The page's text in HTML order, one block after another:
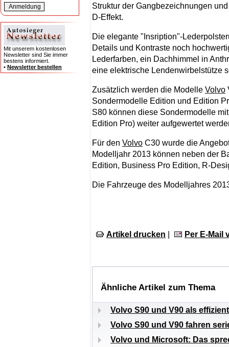
Mit unserem kostenlosen
Newsletter sind Sie immer
bestens informiert.
• Newsletter bestellen
Struktur der Gangbezeichnungen
D-Effekt.
Die elegante "Insription"-
Details und Kontraste noch
Lederfarben, ein Dachhimmel in
eine elektrische Lendenwirbelstütze
Zusätzlich werden die Modelle Volvo
Sondermodelle Edition und Edition
S80 können diese Sondermodelle
Edition Pro) weiter aufgewertet
Für den Volvo C30 wurde die
Modelljahr 2013 können neben der
Edition, Business Pro Edition, R-
Die Fahrzeuge des Modelljahres
Artikel drucken Per E-Mail
Ähnliche Artikel zum Thema
Volvo S90 und V90 als
Volvo S90 und V90 fahren
Volvo und Microsoft: Das